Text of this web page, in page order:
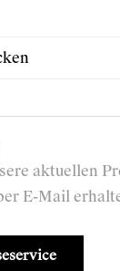
aktuellen
E-Mail